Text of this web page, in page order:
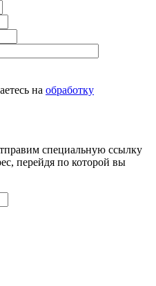
на обработку
специальную ссылку
перейдя по которой вы